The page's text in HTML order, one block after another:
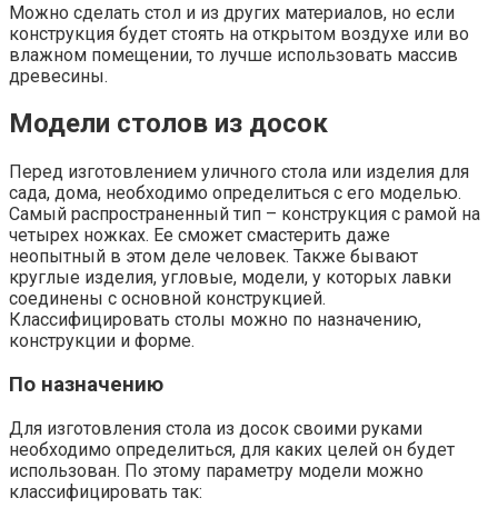
Можно сделать стол и из других материалов, но если
конструкция будет стоять на открытом воздухе или во
влажном помещении, то лучше использовать массив
древесины.
Модели столов из досок
Перед изготовлением уличного стола или изделия для
сада, дома, необходимо определиться с его моделью.
Самый распространенный тип – конструкция с рамой на
четырех ножках. Ее сможет смастерить даже
неопытный в этом деле человек. Также бывают
круглые изделия, угловые, модели, у которых лавки
соединены с основной конструкцией.
Классифицировать столы можно по назначению,
конструкции и форме.
По назначению
Для изготовления стола из досок своими руками
необходимо определиться, для каких целей он будет
использован. По этому параметру модели можно
классифицировать так: